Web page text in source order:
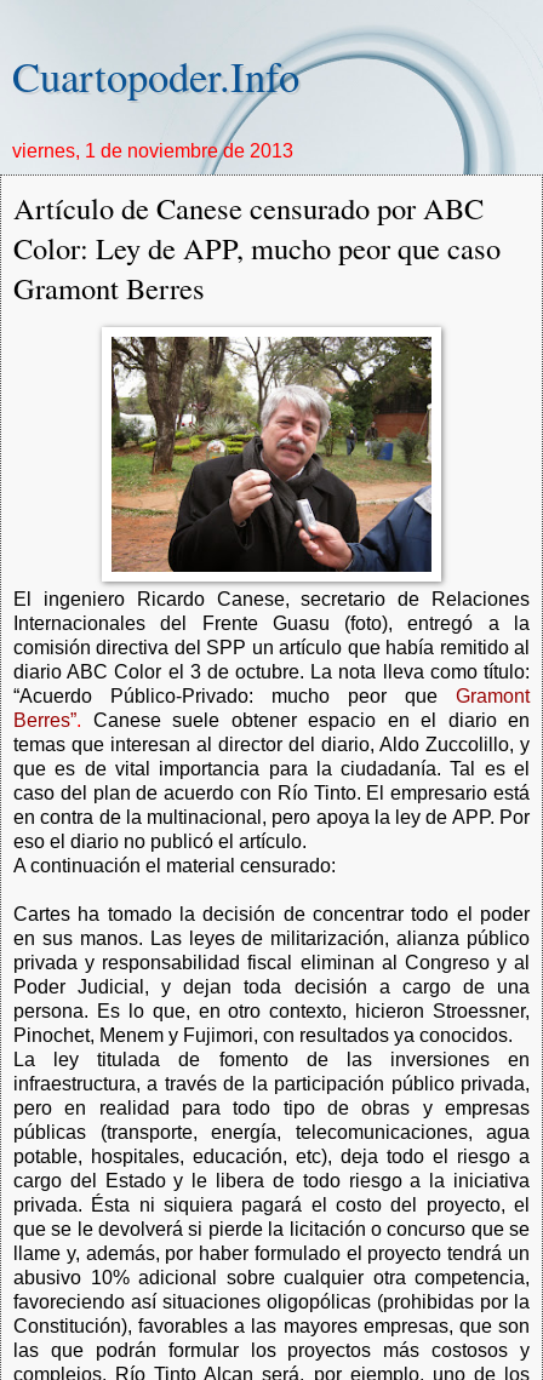
Cuartopoder.Info
viernes, 1 de noviembre de 2013
Artículo de Canese censurado por ABC
Color: Ley de APP, mucho peor que caso
Gramont Berres
El ingeniero Ricardo Canese, secretario de Relaciones
Internacionales del Frente Guasu (foto), entregó a la
comisión directiva del SPP un artículo que había remitido al
diario ABC Color el 3 de octubre. La nota lleva como título:
“Acuerdo Público-Privado: mucho peor que Gramont
Berres”. Canese suele obtener espacio en el diario en
temas que interesan al director del diario, Aldo Zuccolillo, y
que es de vital importancia para la ciudadanía. Tal es el
caso del plan de acuerdo con Río Tinto. El empresario está
en contra de la multinacional, pero apoya la ley de APP. Por
eso el diario no publicó el artículo.
A continuación el material censurado:
Cartes ha tomado la decisión de concentrar todo el poder
en sus manos. Las leyes de militarización, alianza público
privada y responsabilidad fiscal eliminan al Congreso y al
Poder Judicial, y dejan toda decisión a cargo de una
persona. Es lo que, en otro contexto, hicieron Stroessner,
Pinochet, Menem y Fujimori, con resultados ya conocidos.
La ley titulada de fomento de las inversiones en
infraestructura, a través de la participación público privada,
pero en realidad para todo tipo de obras y empresas
públicas (transporte, energía, telecomunicaciones, agua
potable, hospitales, educación, etc), deja todo el riesgo a
cargo del Estado y le libera de todo riesgo a la iniciativa
privada. Ésta ni siquiera pagará el costo del proyecto, el
que se le devolverá si pierde la licitación o concurso que se
llame y, además, por haber formulado el proyecto tendrá un
abusivo 10% adicional sobre cualquier otra competencia,
favoreciendo así situaciones oligopólicas (prohibidas por la
Constitución), favorables a las mayores empresas, que son
las que podrán formular los proyectos más costosos y
complejos. Río Tinto Alcan será, por ejemplo, uno de los